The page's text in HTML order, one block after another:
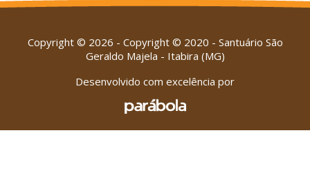
Copyright © 2026 - Copyright © 2020 - Santuário São
Geraldo Majela - Itabira (MG)
Desenvolvido com excelência por